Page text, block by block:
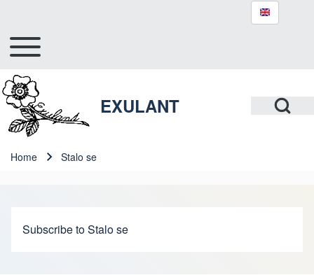
Close search
Hlavní navigace
Toggle main menu
Open Search
EXULANT
Home Stalo se
Subscribe to Stalo se